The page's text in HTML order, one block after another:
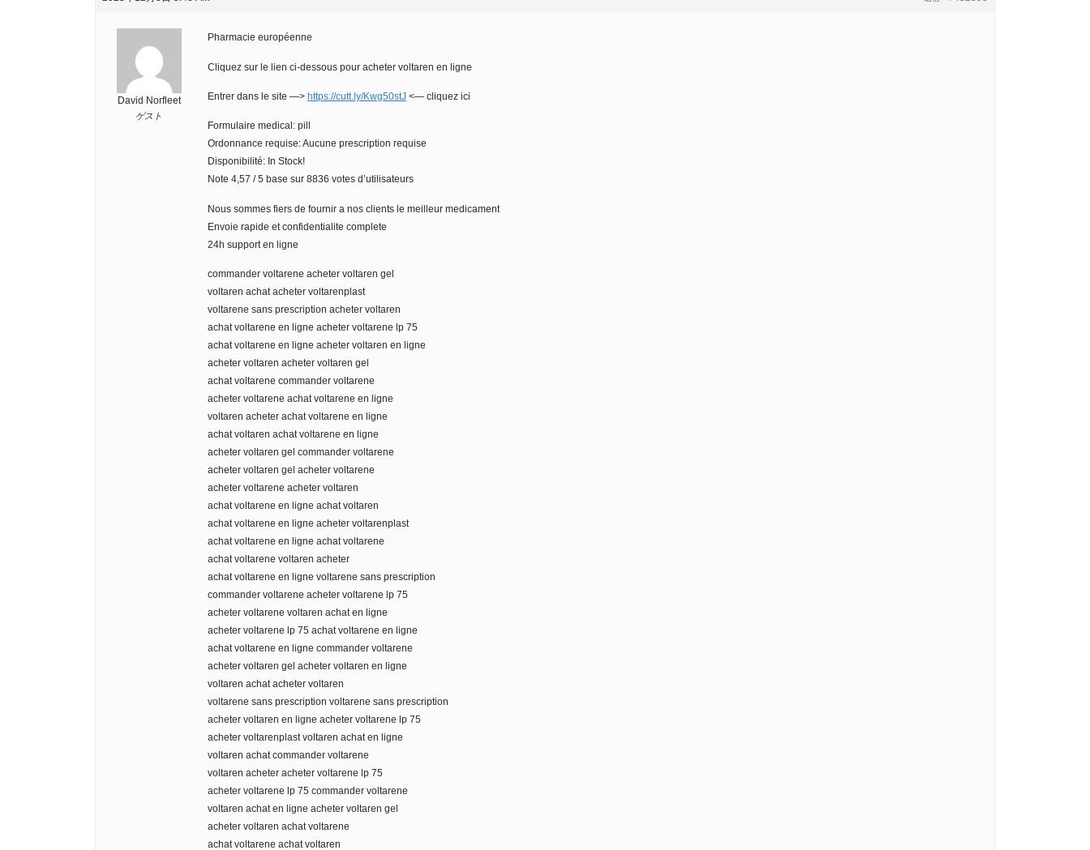
David Norfleet
ゲスト
Pharmacie européenne
Cliquez sur le lien ci-dessous pour acheter voltaren en ligne
Entrer dans le site —> https://cutt.ly/Kwg50stJ <— cliquez ici
Formulaire medical: pill
Ordonnance requise: Aucune prescription requise
Disponibilité: In Stock!
Note 4,57 / 5 base sur 8836 votes d’utilisateurs
Nous sommes fiers de fournir a nos clients le meilleur medicament
Envoie rapide et confidentialite complete
24h support en ligne
commander voltarene acheter voltaren gel
voltaren achat acheter voltarenplast
voltarene sans prescription acheter voltaren
achat voltarene en ligne acheter voltarene lp 75
achat voltarene en ligne acheter voltaren en ligne
acheter voltaren acheter voltaren gel
achat voltarene commander voltarene
acheter voltarene achat voltarene en ligne
voltaren acheter achat voltarene en ligne
achat voltaren achat voltarene en ligne
acheter voltaren gel commander voltarene
acheter voltaren gel acheter voltarene
acheter voltarene acheter voltaren
achat voltarene en ligne achat voltaren
achat voltarene en ligne acheter voltarenplast
achat voltarene en ligne achat voltarene
achat voltarene voltaren acheter
achat voltarene en ligne voltarene sans prescription
commander voltarene acheter voltarene lp 75
acheter voltarene voltaren achat en ligne
acheter voltarene lp 75 achat voltarene en ligne
achat voltarene en ligne commander voltarene
acheter voltaren gel acheter voltaren en ligne
voltaren achat acheter voltaren
voltarene sans prescription voltarene sans prescription
acheter voltaren en ligne acheter voltarene lp 75
acheter voltarenplast voltaren achat en ligne
voltaren achat commander voltarene
voltaren acheter acheter voltarene lp 75
acheter voltarene lp 75 commander voltarene
voltaren achat en ligne acheter voltaren gel
acheter voltaren achat voltarene
achat voltarene achat voltaren